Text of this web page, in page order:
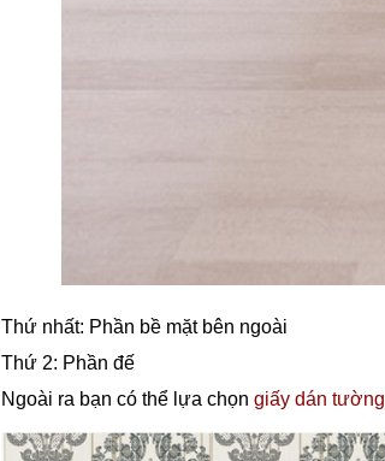
Thứ nhất: Phần bề mặt bên ngoài
Thứ 2: Phần đế
Ngoài ra bạn có thể lựa chọn giấy dán tường